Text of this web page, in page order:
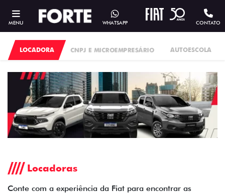
MENU CONTATO
WHATSAPP
CNPJ E MICROEMPRESÁRIO AUTOESCOLA
LOCADORA
Locadoras
Conte com a experiência da Fiat para encontrar as